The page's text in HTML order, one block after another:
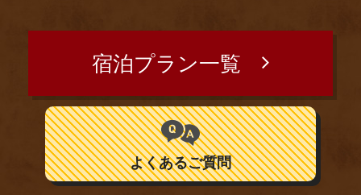
宿泊プラン一覧
よくあるご質問